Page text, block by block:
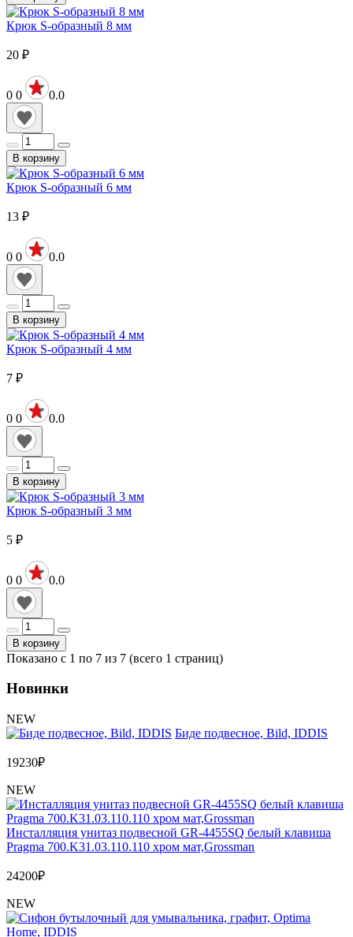
Крюк S-образный 8 мм
20 ₽
0 0 0.0
В корзину
Крюк S-образный 6 мм
13 ₽
0 0 0.0
В корзину
Крюк S-образный 4 мм
7 ₽
0 0 0.0
В корзину
Крюк S-образный 3 мм
5 ₽
0 0 0.0
В корзину
Показано с 1 по 7 из 7 (всего 1 страниц)
Новинки
NEW
Биде подвесное, Bild, IDDIS
19230₽
NEW
Инсталляция унитаз подвесной GR-4455SQ белый клавиша
Pragma 700.K31.03.110.110 хром мат,Grossman
24200₽
NEW